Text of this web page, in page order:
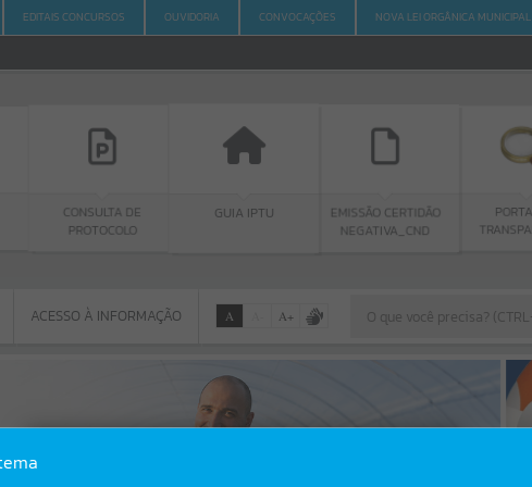
EDITAIS CONCURSOS OUVIDORIA CONVOCAÇÕES NOVA LEI ORGÂNICA MUNICIPAL
DE
GUIA IPTU
EMISSÃO CERTIDÃO
NEGATIVA_CND
PORTAL DA
TRANSPARÊNCIA
Por favor, aguarde...
ACESSO À INFORMAÇÃO A A+